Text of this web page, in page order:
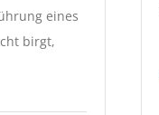
eines
birgt,